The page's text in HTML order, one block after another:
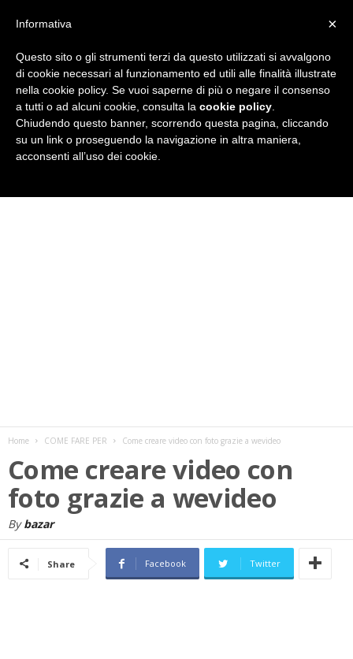
i
Home COME FARE PER Come creare video con foto grazie a wevideo
Come creare video con
foto grazie a wevideo
By bazar
Share Facebook Twitter
×
Informativa
Questo sito o gli strumenti terzi da questo utilizzati si avvalgono
di cookie necessari al funzionamento ed utili alle finalità illustrate
nella cookie policy. Se vuoi saperne di più o negare il consenso
a tutti o ad alcuni cookie, consulta la cookie policy
Chiudendo questo banner, scorrendo questa pagina, cliccando
su un link o proseguendo la navigazione in altra maniera,
acconsenti all’uso dei cookie.